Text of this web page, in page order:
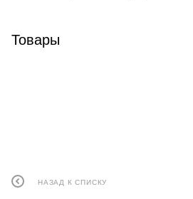
Товары
НАЗАД К СПИСКУ